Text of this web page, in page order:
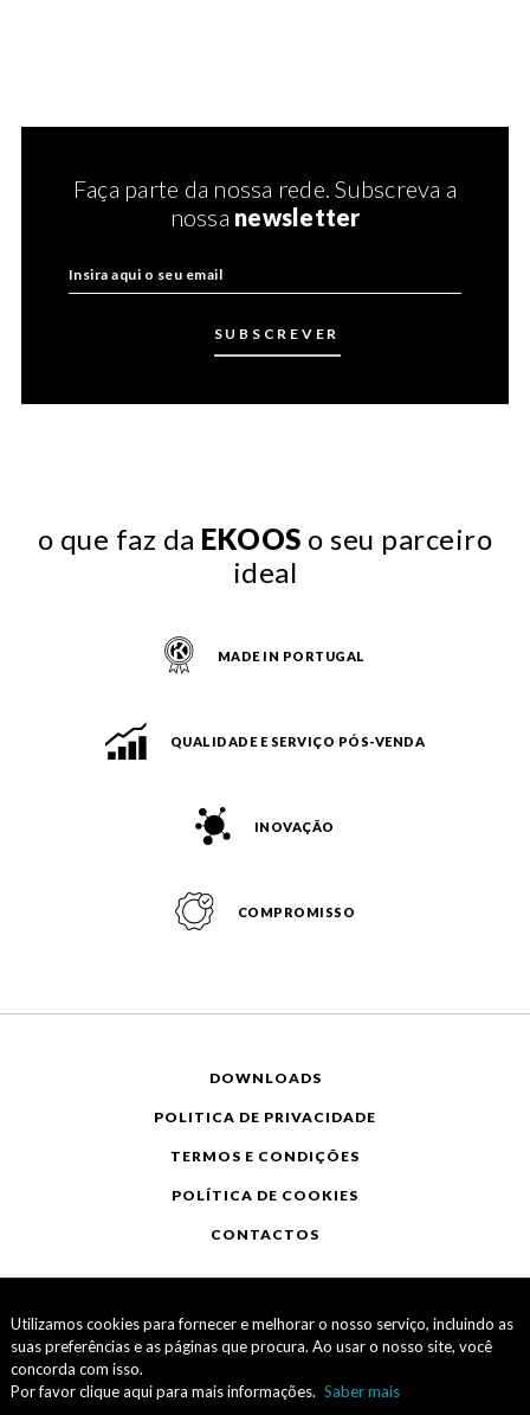
Faça parte da nossa rede. Subscreva a
nossa newsletter
o que faz da EKOOS o seu parceiro
ideal
MADE IN PORTUGAL
QUALIDADE E SERVIÇO PÓS-VENDA
INOVAÇÃO
COMPROMISSO
DOWNLOADS
POLITICA DE PRIVACIDADE
TERMOS E CONDIÇÕES
POLÍTICA DE COOKIES
CONTACTOS
Copyright © EKOOS® · 2026 · Todos os direitos reservados
Utilizamos cookies para fornecer e melhorar o nosso serviço, incluindo as
suas preferências e as páginas que procura. Ao usar o nosso site, você
concorda com isso.
Por favor clique aqui para mais informações. Saber mais